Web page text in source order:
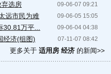
09-06-07 09:21
选房
09-06-05 15:05
远市民为难
09-06-04 04:38
万平...
07-11-07 08:42
经济(组图)
更多关于 适用房 经济 的新闻>>